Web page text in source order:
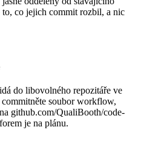
co jejich commit rozbil, a nic
do libovolného repozitáře ve
soubor workflow,
github.com/QualiBooth/code-
je na plánu.